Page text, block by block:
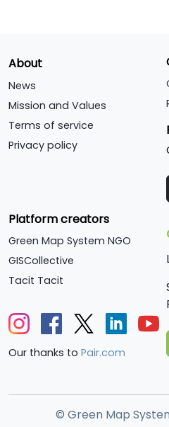
About
News
Mission and Values
Terms of service
Privacy policy
Platform creators
Green Map System NGO
GISCollective
Tacit Tacit
Our thanks to Pair.com
© Green Map